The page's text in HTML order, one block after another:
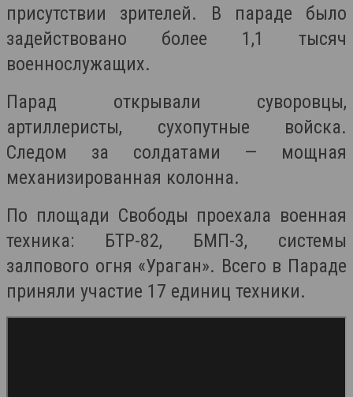
присутствии зрителей. В параде было
задействовано более 1,1 тысяч
военнослужащих.
Парад открывали суворовцы,
артиллеристы, сухопутные войска.
Следом за солдатами — мощная
механизированная колонна.
По площади Свободы проехала военная
техника: БТР-82, БМП-3, системы
залпового огня «Ураган». Всего в Параде
приняли участие 17 единиц техники.